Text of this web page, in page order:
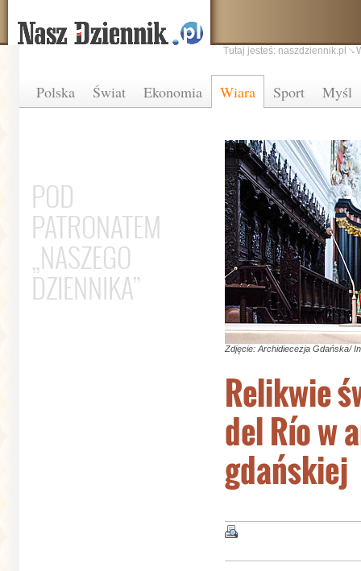
Polska Świat Ekonomia Wiara Sport Myśl
Tutaj jesteś: naszdziennik.pl
POD
PATRONATEM
„NASZEGO
DZIENNIKA”
Zdjęcie: Archidiecezja Gdańska/
Relikwie
del Río w
gdańskiej